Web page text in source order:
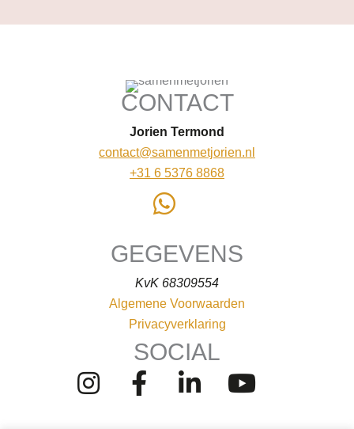
CONTACT
Jorien Termond
contact@samenmetjorien.nl
+31 6 5376 8868
GEGEVENS
KvK 68309554
Algemene Voorwaarden
Privacyverklaring
SOCIAL